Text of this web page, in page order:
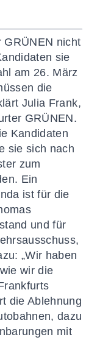
GRÜNEN nicht
sie
am 26. März
die
Julia Frank,
GRÜNEN.
Kandidaten
sie sich nach
zum
Ein
ist für die
und für
„Wir haben
wir die
die Ablehnung
dazu
mit